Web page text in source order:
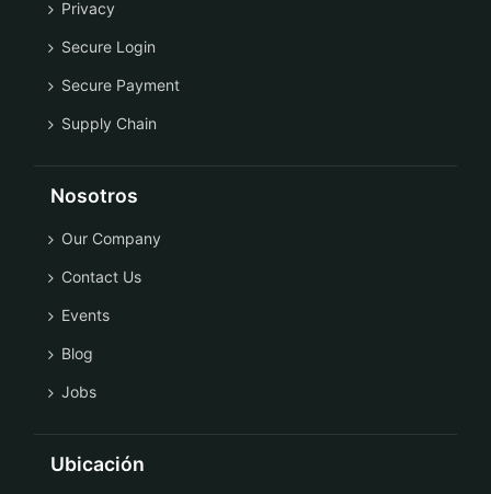
Privacy
Secure Login
Secure Payment
Supply Chain
Nosotros
Our Company
Contact Us
Events
Blog
Jobs
Ubicación